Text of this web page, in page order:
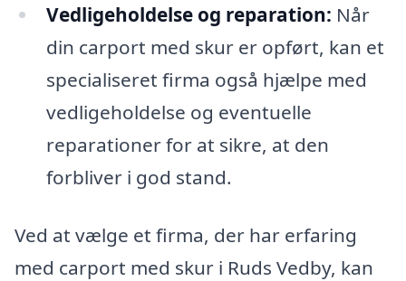
Vedligeholdelse og reparation: Når
din carport med skur er opført, kan et
specialiseret firma også hjælpe med
vedligeholdelse og eventuelle
reparationer for at sikre, at den
forbliver i god stand.
Ved at vælge et firma, der har erfaring
med carport med skur i Ruds Vedby, kan